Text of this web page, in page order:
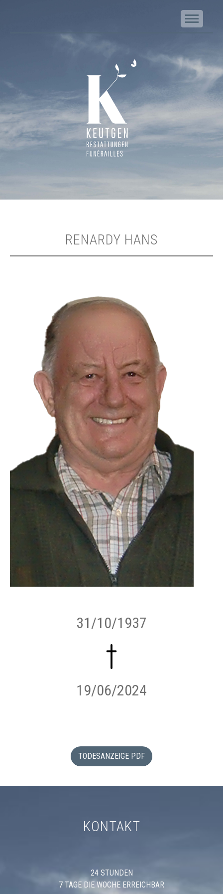
Keutgen | Bestattungen - Funérailles
RENARDY HANS
31/10/1937
19/06/2024
TODESANZEIGE PDF
KONTAKT
24 STUNDEN
7 TAGE DIE WOCHE ERREICHBAR